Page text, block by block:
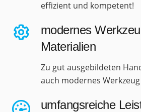
effizient und kompetent!
modernes
Materialien
Zu gut ausgebildeten
auch modernes
umfangsreiche